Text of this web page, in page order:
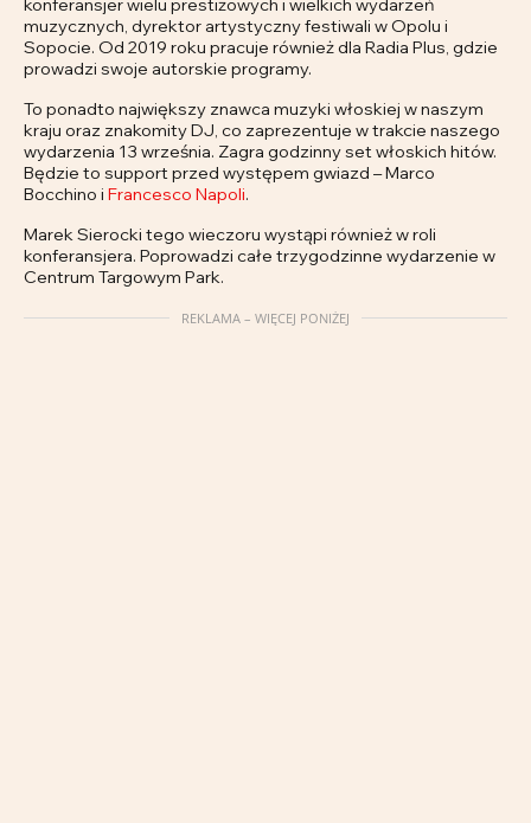
muzycznych, dyrektor artystyczny festiwali w Opolu i
Sopocie. Od 2019 roku pracuje również dla Radia Plus, gdzie
prowadzi swoje autorskie programy.
To ponadto największy znawca muzyki włoskiej w naszym
kraju oraz znakomity DJ, co zaprezentuje w trakcie naszego
wydarzenia 13 września. Zagra godzinny set włoskich hitów.
Będzie to support przed występem gwiazd – Marco
Bocchino i Francesco Napoli.
Marek Sierocki tego wieczoru wystąpi również w roli
konferansjera. Poprowadzi całe trzygodzinne wydarzenie w
Centrum Targowym Park.
REKLAMA – WIĘCEJ PONIŻEJ